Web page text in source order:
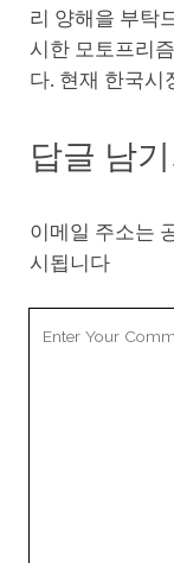
리 양해을 부탁
시한 모토프리
다. 현재 한국시
답글 남
이메일 주소는
시됩니다